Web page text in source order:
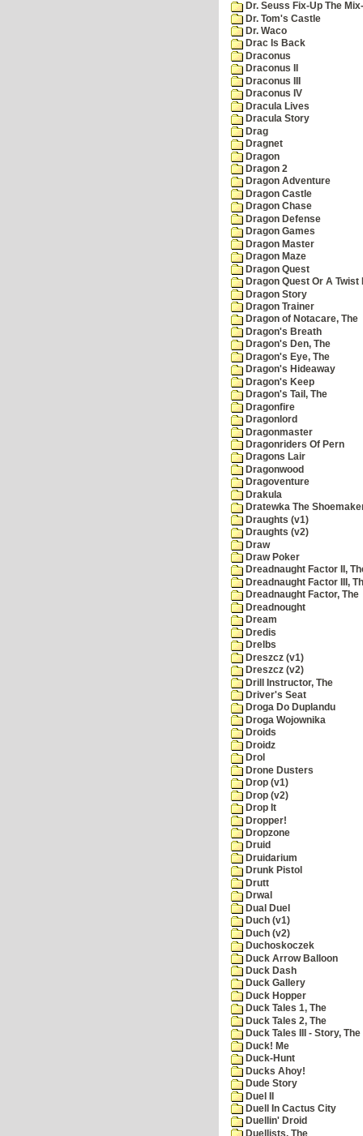
Dr. Seuss Fix-Up The
Dr. Tom's Castle
Dr. Waco
Drac Is Back
Draconus
Draconus II
Draconus III
Draconus IV
Dracula Lives
Dracula Story
Drag
Dragnet
Dragon
Dragon 2
Dragon Adventure
Dragon Castle
Dragon Chase
Dragon Defense
Dragon Games
Dragon Master
Dragon Maze
Dragon Quest
Dragon Quest Or A Twist
Dragon Story
Dragon Trainer
Dragon of Notacare, The
Dragon's Breath
Dragon's Den, The
Dragon's Eye, The
Dragon's Hideaway
Dragon's Keep
Dragon's Tail, The
Dragonfire
Dragonlord
Dragonmaster
Dragonriders Of Pern
Dragons Lair
Dragonwood
Dragoventure
Drakula
Dratewka The
Draughts (v1)
Draughts (v2)
Draw
Draw Poker
Dreadnaught Factor II,
Dreadnaught Factor III,
Dreadnaught Factor, The
Dreadnought
Dream
Dredis
Drelbs
Dreszcz (v1)
Dreszcz (v2)
Drill Instructor, The
Driver's Seat
Droga Do Duplandu
Droga Wojownika
Droids
Droidz
Drol
Drone Dusters
Drop (v1)
Drop (v2)
Drop It
Dropper!
Dropzone
Druid
Druidarium
Drunk Pistol
Drutt
Drwal
Dual Duel
Duch (v1)
Duch (v2)
Duchoskoczek
Duck Arrow Balloon
Duck Dash
Duck Gallery
Duck Hopper
Duck Tales 1, The
Duck Tales 2, The
Duck Tales III - Story, The
Duck! Me
Duck-Hunt
Ducks Ahoy!
Dude Story
Duel II
Duell In Cactus City
Duellin' Droid
Duellists, The